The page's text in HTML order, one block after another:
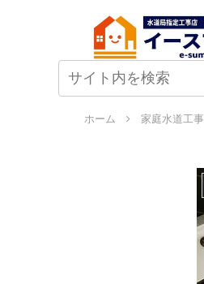
ホーム 家庭水道工事